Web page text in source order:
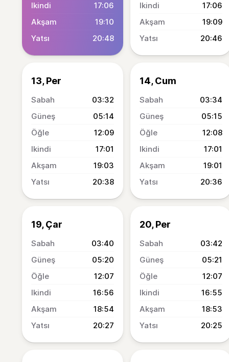
17:06
19:10
20:48
17:06
19:09
20:46
13, Per
03:32
05:14
12:09
17:01
19:03
20:38
14, Cum
03:34
05:15
12:08
17:01
19:01
20:36
19, Çar
03:40
05:20
12:07
16:56
18:54
20:27
20, Per
03:42
05:21
12:07
16:55
18:53
20:25